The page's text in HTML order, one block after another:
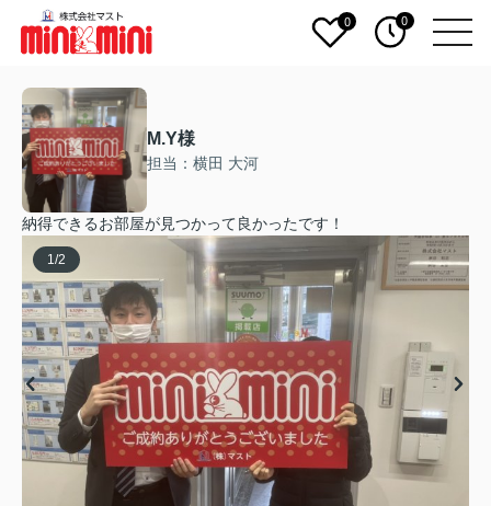
0 0
M.Y様
担当：横田 大河
納得できるお部屋が見つかって良かったです！
1 /2